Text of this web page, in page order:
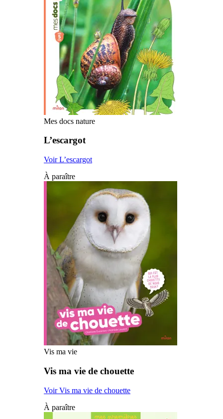
Mes docs nature
L’escargot
Voir L’escargot
À paraître
Vis ma vie
Vis ma vie de chouette
Voir Vis ma vie de chouette
À paraître